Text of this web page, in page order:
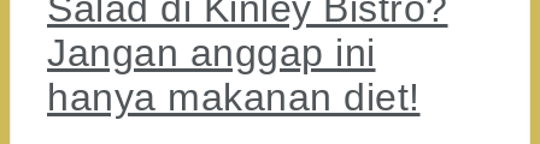
Salad di Kinley Bistro?
Jangan anggap ini
hanya makanan diet!